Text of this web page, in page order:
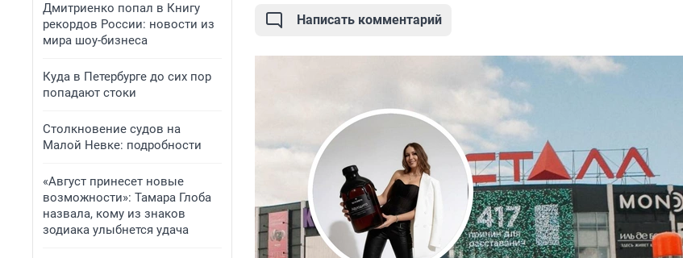
Дмитриенко попал в Книгу
рекордов России: новости из
мира шоу-бизнеса
Куда в Петербурге до сих пор
попадают стоки
Столкновение судов на
Малой Невке: подробности
«Август принесет новые
возможности»: Тамара Глоба
назвала, кому из знаков
зодиака улыбнется удача
Написать комментарий